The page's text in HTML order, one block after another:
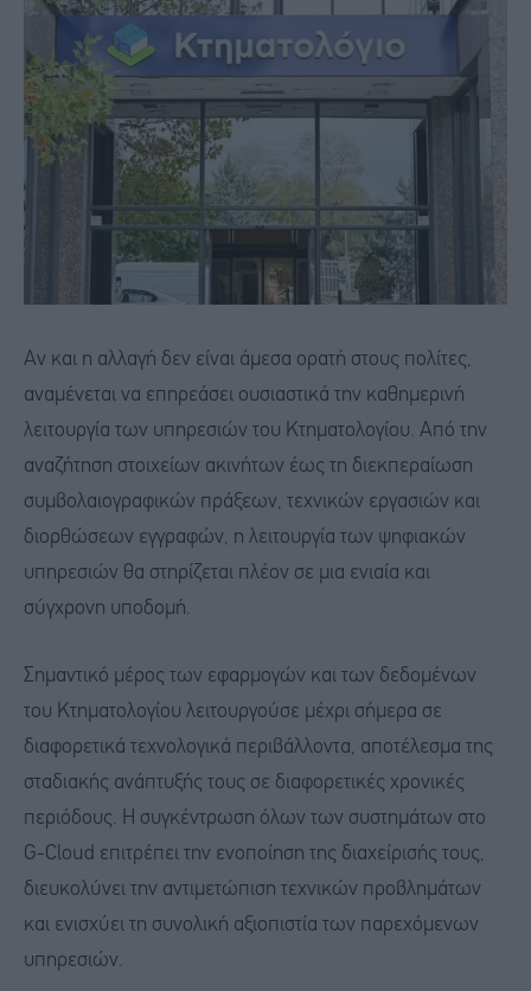
Αν και η αλλαγή δεν είναι άμεσα ορατή στους πολίτες,
αναμένεται να επηρεάσει ουσιαστικά την καθημερινή
λειτουργία των υπηρεσιών του Κτηματολογίου. Από την
αναζήτηση στοιχείων ακινήτων έως τη διεκπεραίωση
συμβολαιογραφικών πράξεων, τεχνικών εργασιών και
διορθώσεων εγγραφών, η λειτουργία των ψηφιακών
υπηρεσιών θα στηρίζεται πλέον σε μια ενιαία και
σύγχρονη υποδομή.
Σημαντικό μέρος των εφαρμογών και των δεδομένων
του Κτηματολογίου λειτουργούσε μέχρι σήμερα σε
διαφορετικά τεχνολογικά περιβάλλοντα, αποτέλεσμα της
σταδιακής ανάπτυξής τους σε διαφορετικές χρονικές
περιόδους. Η συγκέντρωση όλων των συστημάτων στο
G-Cloud επιτρέπει την ενοποίηση της διαχείρισής τους,
διευκολύνει την αντιμετώπιση τεχνικών προβλημάτων
και ενισχύει τη συνολική αξιοπιστία των παρεχόμενων
υπηρεσιών.